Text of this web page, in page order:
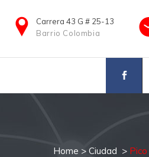
Carrera 43 G # 25-13
Barrio Colombia
Home > Ciudad >